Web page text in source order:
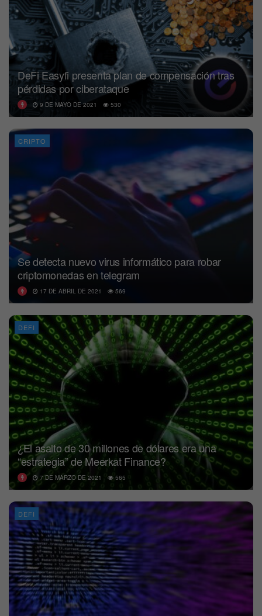
DeFi Easyfi presenta plan de compensación tras
pérdidas por ciberataque
9 DE MAYO DE 2021 530
CRIPTO
Se detecta nuevo virus informático para robar
criptomonedas en telegram
17 DE ABRIL DE 2021 569
DEFI
¿El asalto de 30 millones de dólares era una
“estrategia” de Meerkat Finance?
7 DE MARZO DE 2021 565
DEFI